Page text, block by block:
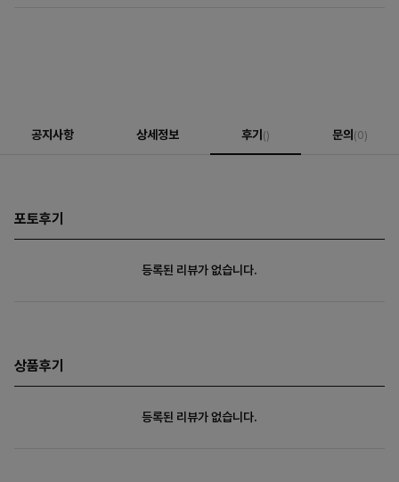
공지사항 상세정보 후기() 문의(0)
포토후기
등록된 리뷰가 없습니다.
상품후기
등록된 리뷰가 없습니다.